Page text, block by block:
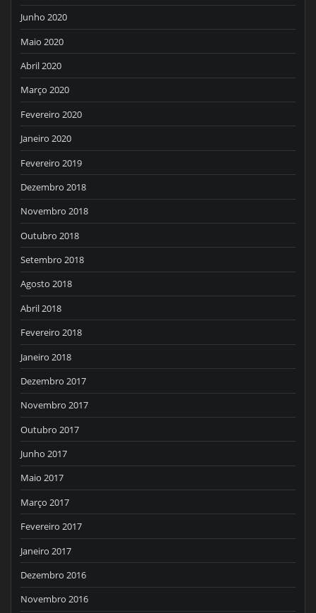
Junho 2020
Maio 2020
Abril 2020
Março 2020
Fevereiro 2020
Janeiro 2020
Fevereiro 2019
Dezembro 2018
Novembro 2018
Outubro 2018
Setembro 2018
Agosto 2018
Abril 2018
Fevereiro 2018
Janeiro 2018
Dezembro 2017
Novembro 2017
Outubro 2017
Junho 2017
Maio 2017
Março 2017
Fevereiro 2017
Janeiro 2017
Dezembro 2016
Novembro 2016